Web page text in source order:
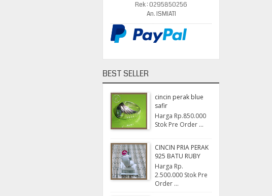
Rek : 0295850256
An. ISMIATI
BEST SELLER
cincin perak blue
safir
Harga Rp.850.000
Stok Pre Order ...
CINCIN PRIA PERAK
925 BATU RUBY
Harga Rp.
2.500.000 Stok Pre
Order ...